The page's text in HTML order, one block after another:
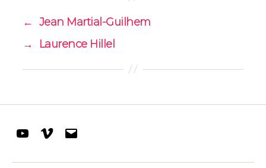
← Jean Martial-Guilhem
→
Laurence Hillel
YoutubeVimeo
E-